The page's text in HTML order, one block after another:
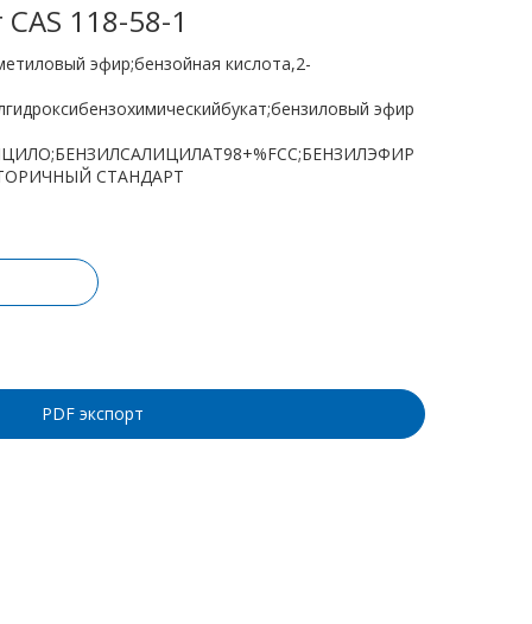
118-58-1
эфир;бензойная кислота,2-
эфир
СТАНДАРТ
PDF экспорт